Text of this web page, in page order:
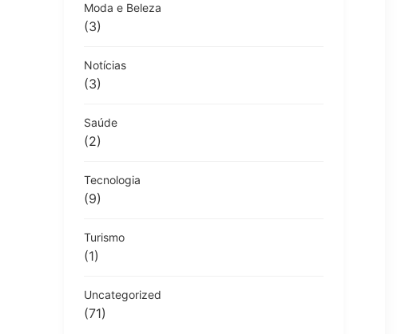
Moda e Beleza
(3)
Notícias
(3)
Saúde
(2)
Tecnologia
(9)
Turismo
(1)
Uncategorized
(71)